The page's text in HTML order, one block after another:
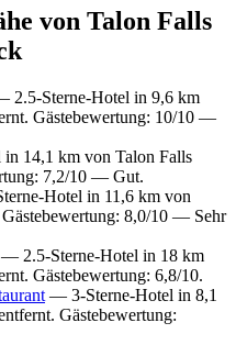
von Talon Falls
2.5-Sterne-Hotel in 9,6 km
Gästebewertung: 10/10 —
14,1 km von Talon Falls
7,2/10 — Gut.
Hotel in 11,6 km von
8,0/10 — Sehr
— 2.5-Sterne-Hotel in 18 km
Gästebewertung: 6,8/10.
— 3-Sterne-Hotel in 8,1
Gästebewertung: